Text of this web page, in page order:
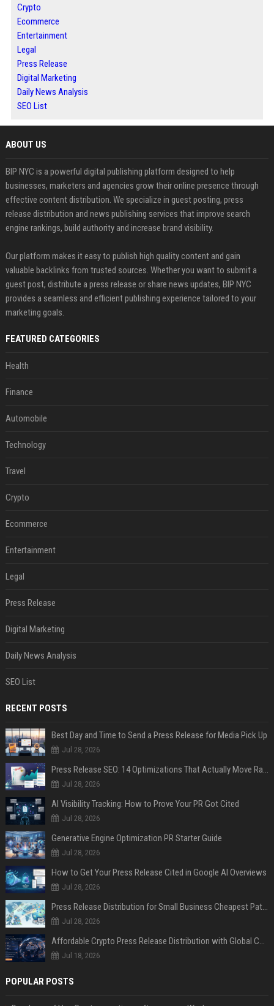
Crypto
Ecommerce
Entertainment
Legal
Press Release
Digital Marketing
Daily News Analysis
SEO List
ABOUT US
BIP NYC is a powerful digital publishing platform designed to help
businesses, marketers and agencies grow their online presence through
effective content distribution. We specialize in guest posting, press
release distribution and news publishing services that improve search
engine rankings, build authority and increase brand visibility.
Our platform makes it easy to publish high quality content and gain
valuable backlinks from trusted sources. Whether you want to submit a
guest post, distribute a press release or share news updates, BIP NYC
provides a seamless and efficient publishing experience tailored to your
marketing goals.
FEATURED CATEGORIES
Health
Finance
Automobile
Technology
Travel
Crypto
Ecommerce
Entertainment
Legal
Press Release
Digital Marketing
Daily News Analysis
SEO List
RECENT POSTS
Best Day and Time to Send a Press Release for Media Pick Up
Jul 28, 2026
Press Release SEO: 14 Optimizations That Actually Move Rankings
Jul 28, 2026
AI Visibility Tracking: How to Prove Your PR Got Cited
Jul 28, 2026
Generative Engine Optimization PR Starter Guide
Jul 28, 2026
How to Get Your Press Release Cited in Google AI Overviews
Jul 28, 2026
Press Release Distribution for Small Business Cheapest Path to Real Coverage
Jul 28, 2026
Affordable Crypto Press Release Distribution with Global Coverage
Jul 18, 2026
POPULAR POSTS